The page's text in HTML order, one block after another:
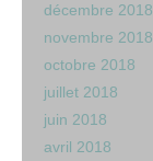
décembre 2018
novembre 2018
octobre 2018
juillet 2018
juin 2018
avril 2018